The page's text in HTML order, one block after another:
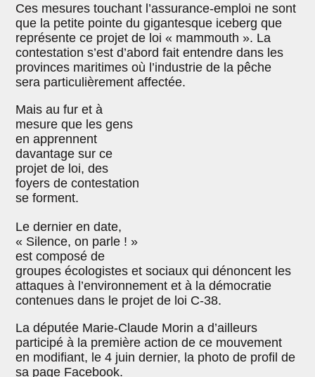
Ces mesures touchant l’assurance-emploi ne sont
que la petite pointe du gigantesque iceberg que
représente ce projet de loi « mammouth ». La
contestation s’est d’abord fait entendre dans les
provinces maritimes où l’industrie de la pêche
sera particulièrement affectée.
Mais au fur et à
mesure que les gens
en apprennent
davantage sur ce
projet de loi, des
foyers de contestation
se forment.
Le dernier en date,
« Silence, on parle ! »
est composé de
groupes écologistes et sociaux qui dénoncent les
attaques à l’environnement et à la démocratie
contenues dans le projet de loi C-38.
La députée Marie-Claude Morin a d’ailleurs
participé à la première action de ce mouvement
en modifiant, le 4 juin dernier, la photo de profil de
sa page Facebook.